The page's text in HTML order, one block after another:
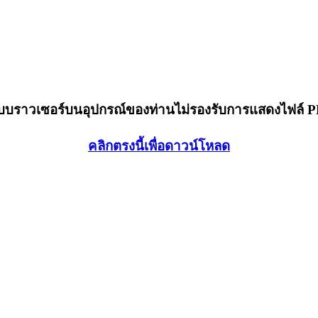
บราวเซอร์บนอุปกรณ์ของท่านไม่รองรับการแสดงไฟล์
คลิกตรงนี้เพื่อดาวน์โหลด